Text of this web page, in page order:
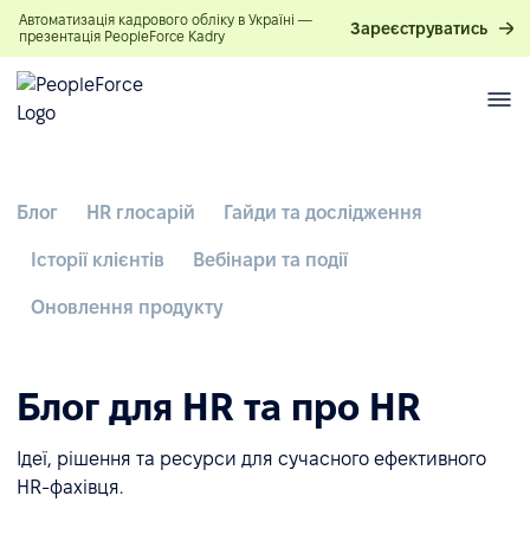
Автоматизація кадрового обліку в Україні —
презентація PeopleForce Kadry
Зареєструватись
Блог HR глосарій Гайди та дослідження
Історії клієнтів Вебінари та події
Оновлення продукту
Блог для HR та про HR
Ідеї, рішення та ресурси для сучасного ефективного
HR-фахівця.